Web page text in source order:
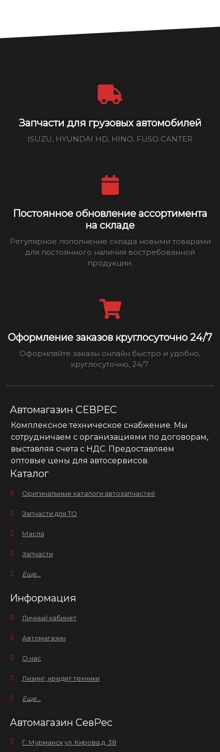
Запчасти для грузовых автомобилей
ISUZU, HYUNDAI HD, HINO, FUSO CANTER
Постоянное обновление ассортимента
на складе
Регулярное пополнение склада новыми товарами
для постоянного наличия востребованной
продукции.
Оформление заказов круглосуточно 24/7
Оформляйте заказы онлайн быстро и удобно,
круглосуточно, 24/7.
Автомагазин СЕВРЕС
Комплексное техническое снабжение. Мы
сотрудничаем с организациями по договорам,
выставляя счета с НДС. Предоставляем
оптовые цены для автосервисов.
Каталог
Оригинальные каталоги автозапчастей
Запчасти для ТО
Масла
Запчасти
Еще...
Информация
Личный кабинет
Автомагазин
О нас
Лизинг, кредит техники
Еще...
Автомагазин СевРес
Г. Мурманск ул. Кирова д. 38